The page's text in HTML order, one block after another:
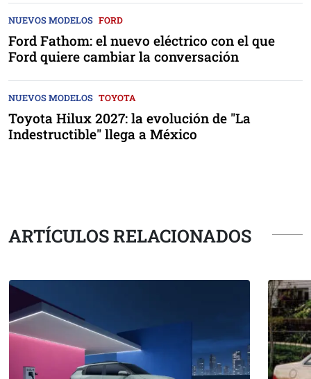
NUEVOS MODELOS FORD
Ford Fathom: el nuevo eléctrico con el que
Ford quiere cambiar la conversación
NUEVOS MODELOS TOYOTA
Toyota Hilux 2027: la evolución de "La
Indestructible" llega a México
ARTÍCULOS RELACIONADOS